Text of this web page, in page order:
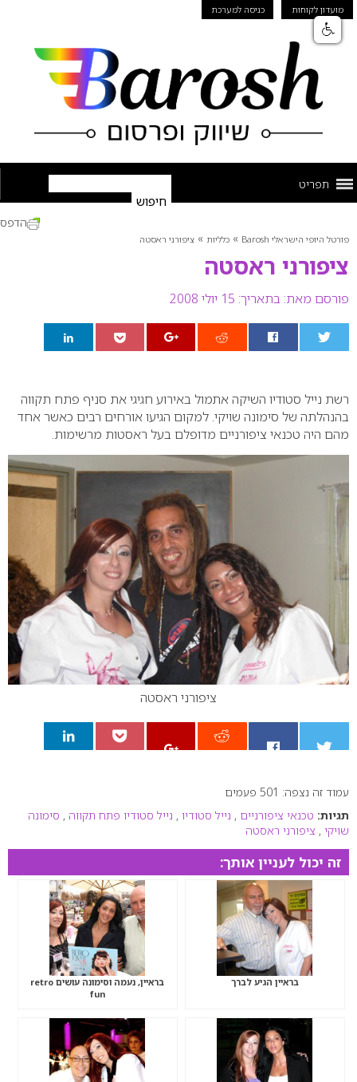
מועדון לקוחות כניסה למערכת
תפריט
פורטל היופי הישראלי Barosh » כלליות » ציפורני ראסטה
ציפורני ראסטה
פורסם מאת: בתאריך: 15 יולי 2008
הדפס
רשת נייל סטודיו השיקה אתמול באירוע חגיגי את סניף פתח תקווה
בהנהלתה של סימונה שויקי. למקום הגיעו אורחים רבים כאשר אחד
מהם היה טכנאי ציפורניים מדופלם בעל ראסטות מרשימות.
ציפורני ראסטה
0עמוד זה נצפה: 501 פעמים
תגיות: טכנאי ציפורניים , נייל סטודיו , נייל סטודיו פתח תקווה , סימונה
שויקי , ציפורני ראסטה
זה יכול לעניין אותך:
בראיין הגיע לברך
בראיין, נעמה וסימונה עושים retro
fun